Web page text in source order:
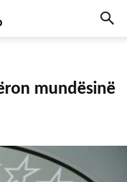
mundësinë